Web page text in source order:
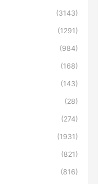
(3143)
(1291)
(984)
(168)
(143)
(28)
(274)
(1931)
(821)
(816)